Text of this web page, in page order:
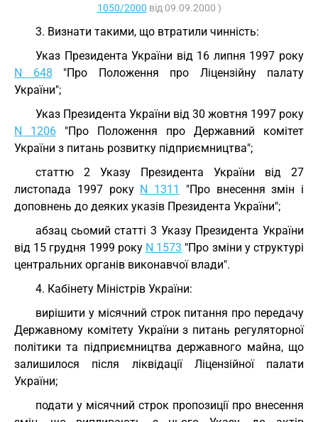
1050/2000 від 09.09.2000 )
3. Визнати такими, що втратили чинність:
Указ Президента України від 16 липня 1997 року
N 648 "Про Положення про Ліцензійну палату
України";
Указ Президента України від 30 жовтня 1997 року
N 1206 "Про Положення про Державний комітет
України з питань розвитку підприємництва";
статтю 2 Указу Президента України від 27
листопада 1997 року N 1311
"Про внесення змін і
доповнень до деяких указів Президента України";
абзац сьомий статті 3 Указу Президента України
від 15 грудня 1999 року N 1573 "Про зміни у структурі
центральних органів виконавчої влади".
4. Кабінету Міністрів України:
вирішити у місячний строк питання про передачу
Державному комітету України з питань регуляторної
політики та підприємництва державного майна, що
залишилося після ліквідації Ліцензійної палати
України;
подати у місячний строк пропозиції про внесення